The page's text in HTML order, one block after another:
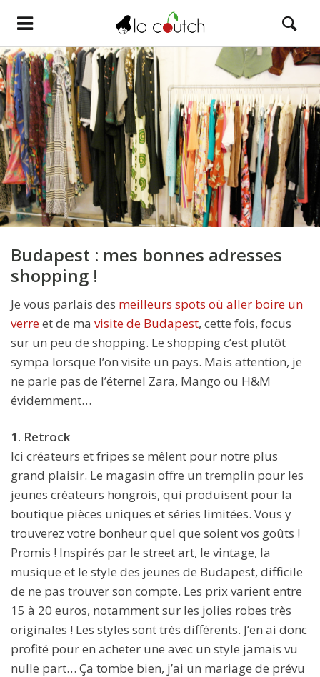
Budapest : mes bonnes adresses
shopping !
Je vous parlais des meilleurs spots où aller boire un
verreet de ma visite de Budapest, cette fois, focus
sur un peu de shopping. Le shopping c’est plutôt
sympa lorsque l’on visite un pays. Mais attention, je
ne parle pas de l’éternel Zara, Mango ou H&M
évidemment…
1. Retrock
Ici créateurs et fripes se mêlent pour notre plus
grand plaisir. Le magasin offre un tremplin pour les
jeunes créateurs hongrois, qui produisent pour la
boutique pièces uniques et séries limitées. Vous y
trouverez votre bonheur quel que soient vos goûts !
Promis ! Inspirés par le street art, le vintage, la
musique et le style des jeunes de Budapest, difficile
de ne pas trouver son compte. Les prix varient entre
15 à 20 euros, notamment sur les jolies robes très
originales ! Les styles sont très différents. J’en ai donc
profité pour en acheter une avec un style jamais vu
nulle part… Ça tombe bien, j’ai un mariage de prévu